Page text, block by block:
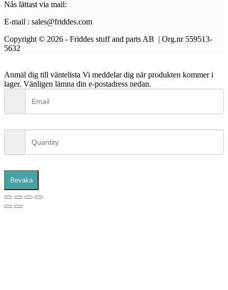
Nås lättast via mail:
E-mail : sales@friddes.com
Copyright © 2026 - Friddes stuff and parts AB | Org.nr 559513-
5632
Anmäl dig till väntelista Vi meddelar dig när produkten kommer i
lager. Vänligen lämna din e-postadress nedan.
Bevaka